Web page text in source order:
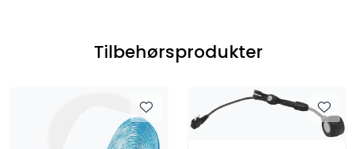
Tilbehørsprodukter